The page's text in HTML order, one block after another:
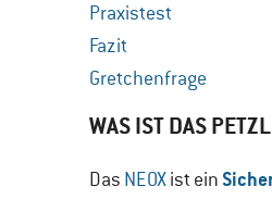
Praxistest
Fazit
Gretchenfrage
WAS IST DAS
Das NEOXist ein